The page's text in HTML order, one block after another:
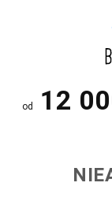
od 12